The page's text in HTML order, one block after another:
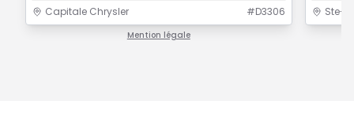
Capitale Chrysler #D3306
Mention légale
Ste-